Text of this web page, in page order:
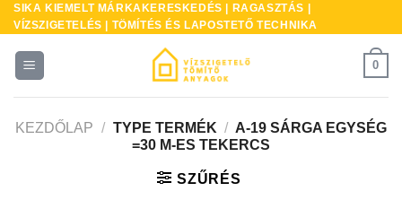
Skip
to
content
SIKA KIEMELT MÁRKAKERESKEDÉS | RAGASZTÁS |
VÍZSZIGETELÉS | TÖMÍTÉS ÉS LAPOSTETŐ TECHNIKA
0
KEZDŐLAP / TYPE TERMÉK / A-19 SÁRGA EGYSÉG
=30 M-ES TEKERCS
SZŰRÉS